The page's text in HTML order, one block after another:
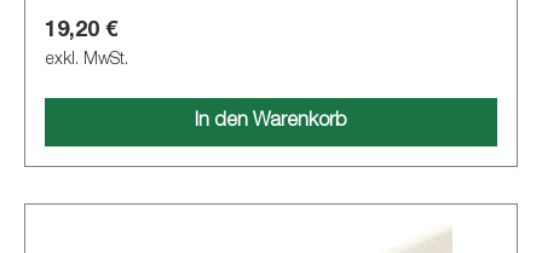
19,20 €
exkl. MwSt.
In den Warenkorb